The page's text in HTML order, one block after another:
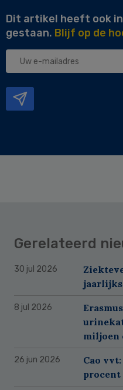
Dit artikel heeft ook
gestaan. Blijf op de
Uw
Gerelateerd
30 jul 2026
jaarlijks
8 jul 2026
miljoen
26 jun 2026
Cao